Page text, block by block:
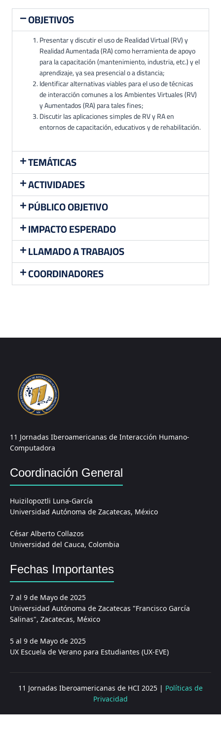
OBJETIVOS
Presentar y discutir el uso de Realidad Virtual (RV) y
Realidad Aumentada (RA) como herramienta de apoyo
para la capacitación (mantenimiento, industria, etc.) y el
aprendizaje, ya sea presencial o a distancia;
Identificar alternativas viables para el uso de técnicas
de interacción comunes a los Ambientes Virtuales (RV)
y Aumentados (RA) para tales fines;
Discutir las aplicaciones simples de RV y RA en
entornos de capacitación, educativos y de rehabilitación.
TEMÁTICAS
ACTIVIDADES
PÚBLICO OBJETIVO
IMPACTO ESPERADO
LLAMADO A TRABAJOS
COORDINADORES
11 Jornadas Iberoamericanas de Interacción Humano-
Computadora
Coordinación General
Huizilopoztli Luna-García
Universidad Autónoma de Zacatecas, México
César Alberto Collazos
Universidad del Cauca, Colombia
Fechas Importantes
7 al 9 de Mayo de 2025
Universidad Autónoma de Zacatecas "Francisco García
Salinas", Zacatecas, México
5 al 9 de Mayo de 2025
UX Escuela de Verano para Estudiantes (UX-EVE)
11 Jornadas Iberoamericanas de HCI 2025 | Políticas de
Privacidad